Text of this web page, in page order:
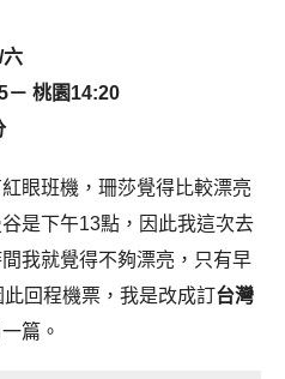
六
－ 桃園14:20
眼班機，珊莎覺得比較漂亮
谷是下午13點，因此我這次去
我就覺得不夠漂亮，只有早
此回程機票，我是改成訂台灣
篇。